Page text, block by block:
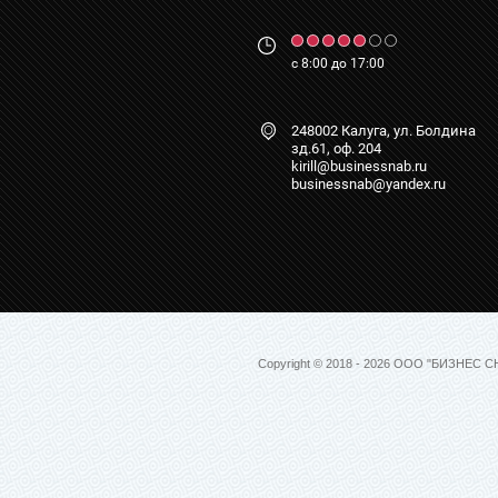
с 8:00 до 17:00
248002 Калуга, ул. Болдина
зд.61, оф. 204
kirill@businessnab.ru
businessnab@yandex.ru
Copyright © 2018 - 2026 ООО "БИЗНЕС